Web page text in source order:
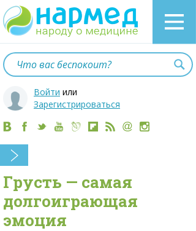
Войти или
Зарегистрироваться
Грусть — самая
долгоиграющая
эмоция